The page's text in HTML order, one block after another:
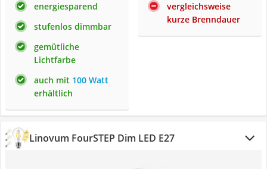
energiesparend
stufenlos dimmbar
gemütliche
Lichtfarbe
auch mit 100 Watt
erhältlich
vergleichsweise
kurze Brenndauer
Linovum FourSTEP Dim LED E27